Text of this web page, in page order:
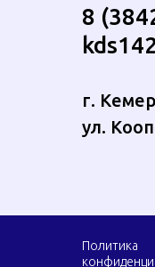
8
г.
ул.
Политика